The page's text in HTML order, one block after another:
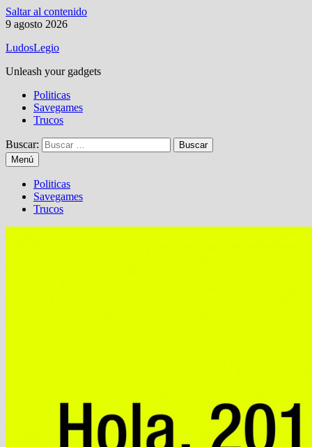
Saltar al contenido
9 agosto 2026
LudosLegio
Unleash your gadgets
Politicas
Savegames
Trucos
Buscar:
Menú
Politicas
Savegames
Trucos